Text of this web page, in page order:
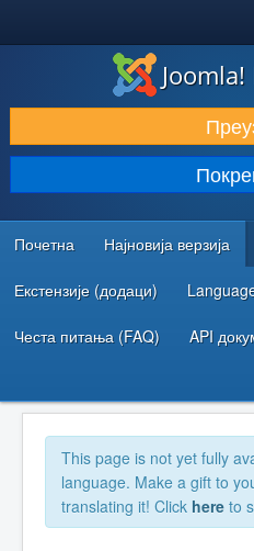
ПРЕУЗИМАЊЕ И ПРОШИРЕЊА
ОТКРИЈТЕ И НАУЧИТЕ
ЗАЈЕДНИЦА И ПОДРШКА
РЕСУРСИ ЗА РАЗВОЈ
Почетна Најновија верзија
Екстензије (додаци)
Честа питања (FAQ) API
This page is not yet fully
language. Make a gift to
translating it! Click here to